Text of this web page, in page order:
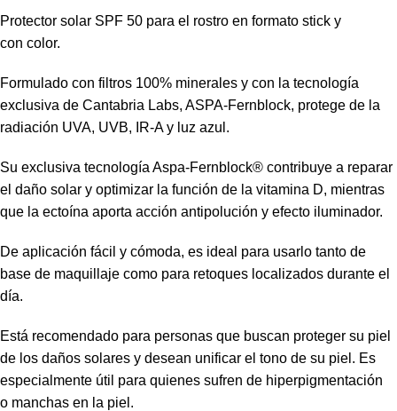
Protector solar SPF 50 para el rostro en formato stick y
con color.
Formulado con filtros 100% minerales y con la tecnología
exclusiva de Cantabria Labs, ASPA-Fernblock, protege de la
radiación UVA, UVB, IR-A y luz azul.
Su exclusiva tecnología Aspa-Fernblock® contribuye a reparar
el daño solar y optimizar la función de la vitamina D, mientras
que la ectoína aporta acción antipolución y efecto iluminador.
De aplicación fácil y cómoda, es ideal para usarlo tanto de
base de maquillaje como para retoques localizados durante el
día.
Está recomendado para personas que buscan proteger su piel
de los daños solares y desean unificar el tono de su piel. Es
especialmente útil para quienes sufren de hiperpigmentación
o manchas en la piel.